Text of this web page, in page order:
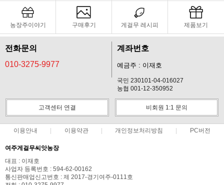
농장주이야기 구매후기 게걸무 레시피 제품보기
전화문의
010-3275-9977
계좌번호
예금주 : 이재호
국민 230101-04-016027
농협 001-12-350952
고객센터 연결 비회원 1:1 문의
이용안내 이용약관 개인정보처리방침 PC버전
여주게걸무씨앗농장
대표 : 이재호
사업자 등록번호 : 594-62-00162
통신판매업신고번호 : 제 2017-경기여주-0111호